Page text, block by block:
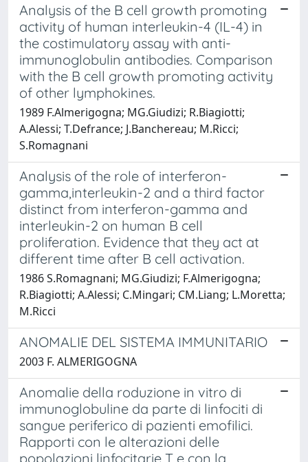
Analysis of the B cell growth promoting
activity of human interleukin-4 (IL-4) in
the costimulatory assay with anti-
immunoglobulin antibodies. Comparison
with the B cell growth promoting activity
of other lymphokines.
1989 F.Almerigogna; MG.Giudizi; R.Biagiotti;
A.Alessi; T.Defrance; J.Banchereau; M.Ricci;
S.Romagnani
Analysis of the role of interferon-
gamma,interleukin-2 and a third factor
distinct from interferon-gamma and
interleukin-2 on human B cell
proliferation. Evidence that they act at
different time after B cell activation.
1986 S.Romagnani; MG.Giudizi; F.Almerigogna;
R.Biagiotti; A.Alessi; C.Mingari; CM.Liang; L.Moretta;
M.Ricci
ANOMALIE DEL SISTEMA IMMUNITARIO
2003 F. ALMERIGOGNA
Anomalie della roduzione in vitro di
immunoglobuline da parte di linfociti di
sangue periferico di pazienti emofilici.
Rapporti con le alterazioni delle
popolazioni linfocitarie T e con la